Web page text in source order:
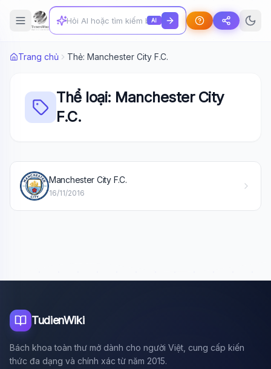
AI
Trang chủ Thẻ: Manchester City F.C.
Thể loại: Manchester City
F.C.
Manchester City F.C.
16/11/2016
TudienWiki
Bách khoa toàn thư mở dành cho người Việt, cung cấp kiến
thức đa dạng và chính xác từ năm 2015.
Sẵn sàng hỗ trợ
🔬 Albert Einstein